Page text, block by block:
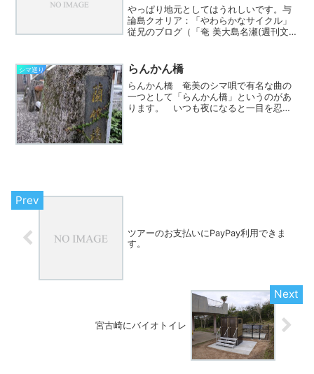
やっぱり地元としてはうれしいです。与
論島クオリア：「やわらかなサイクル」
従兄のブログ（「奄 美大島名瀬(週刊文春
なと思う場所がある。奄美大島名瀬。通
りを歩くと生暖かい風...
シマ巡り らんかん橋
らんかん橋 奄美のシマ唄で有名な曲の
一つとして「らんかん橋」というのがあ
ります。 いつも夜になると一目を忍ん
ツアーのお支払いにPayPay利用できま
す。
宮古崎にバイオトイレ